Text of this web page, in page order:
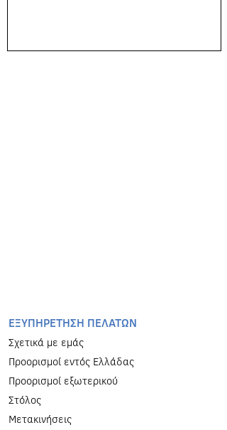
EΞΥΠΗΡΕΤΗΣΗ ΠΕΛΑΤΩΝ
Σχετικά με εμάς
Προορισμοί εντός Ελλάδας
Προορισμοί εξωτερικού
Στόλος
Μετακινήσεις